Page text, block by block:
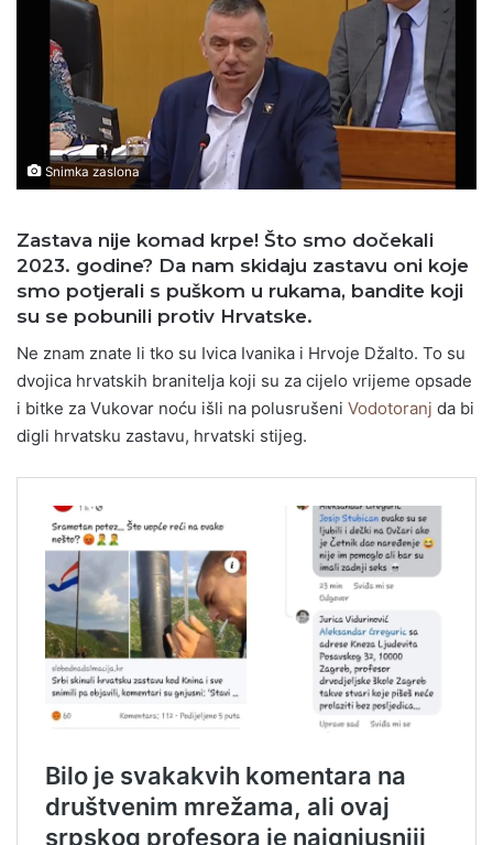
Snimka zaslona
Zastava nije komad krpe! Što smo dočekali
2023. godine? Da nam skidaju zastavu oni koje
smo potjerali s puškom u rukama, bandite koji
su se pobunili protiv Hrvatske.
Ne znam znate li tko su Ivica Ivanika i Hrvoje Džalto. To su
dvojica hrvatskih branitelja koji su za cijelo vrijeme opsade
i bitke za Vukovar noću išli na polusrušeni Vodotoranj da bi
digli hrvatsku zastavu, hrvatski stijeg.